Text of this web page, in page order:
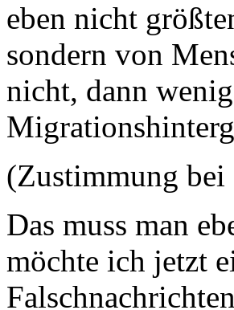
eben nicht
sondern von
nicht, dann
(Zustimmung
Das muss man
möchte ich jetzt